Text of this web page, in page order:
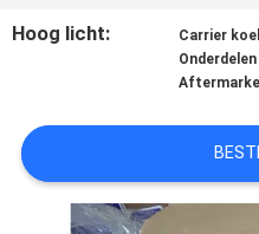
NIEUWS
SITEMAP
Hoog licht: Carrier